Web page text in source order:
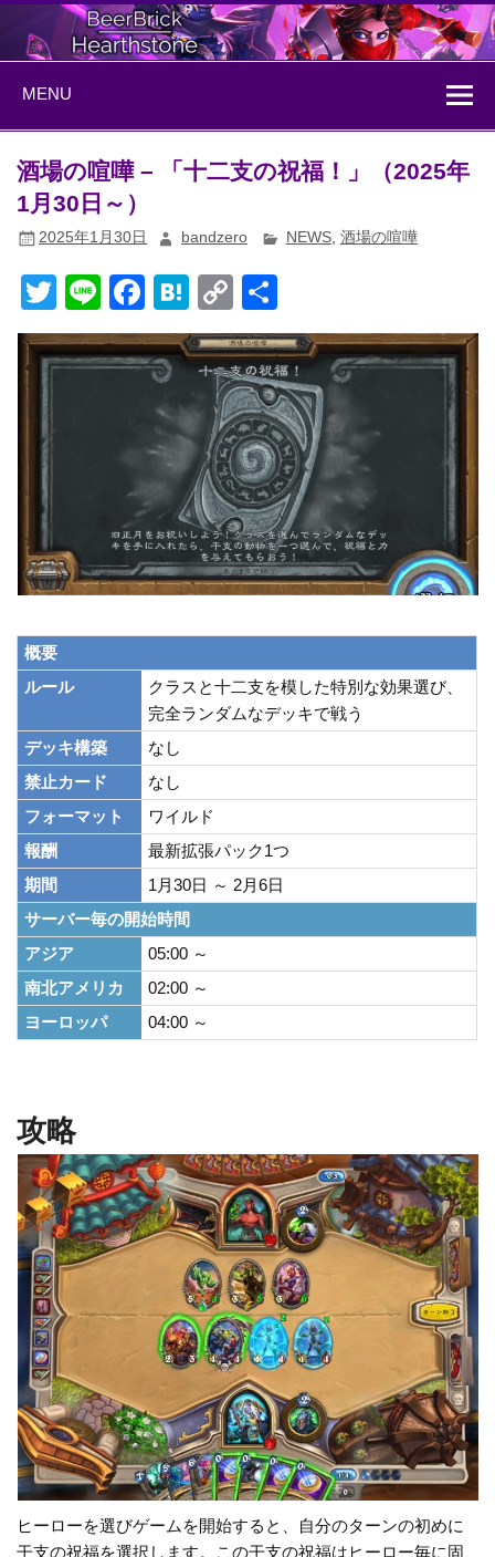
Skip
content
BeerBrick
Hearthstone
MENU
酒場の喧嘩 – 「十二支の祝福！」（2025年
1月30日～）
2025年1月30日 bandzero NEWS, 酒場の喧嘩
T
wi
tt
Li
n
e
F
a
c
e
b
o
o
k
H
at
e
n
a
C
o
p
y
Li
n
k
有
概要
ルール
クラスと十二支を模した特別な効果選び、
完全ランダムなデッキで戦う
デッキ構築
なし
禁止カード
なし
フォーマット
ワイルド
報酬
最新拡張パック1つ
期間
1月30日 ～ 2月6日
サーバー毎の開始時間
アジア
05:00 ～
南北アメリカ
02:00 ～
ヨーロッパ
04:00 ～
攻略
ヒーローを選びゲームを開始すると、自分のターンの初めに
干支の祝福を選択します。この干支の祝福はヒーロー毎に固